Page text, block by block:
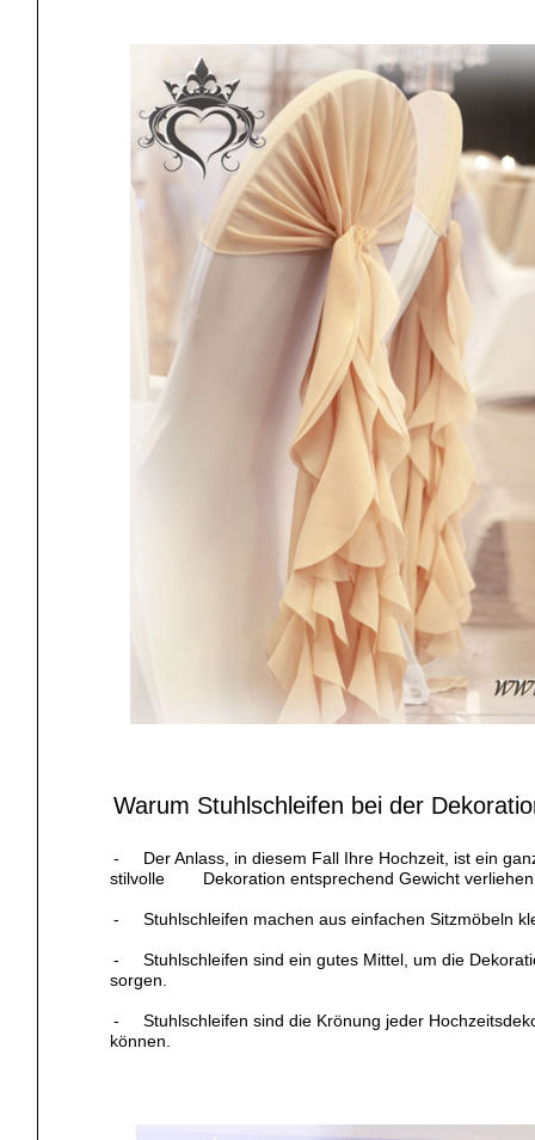
Warum Stuhlschleifen bei der
- Der Anlass, in diesem Fall Ihre Hochzeit, ist ein
stilvolle Dekoration entsprechend Gewicht verliehen
- Stuhlschleifen machen aus einfachen Sitzmöbeln
- Stuhlschleifen sind ein gutes Mittel, um die
sorgen.
- Stuhlschleifen sind die Krönung jeder
können.